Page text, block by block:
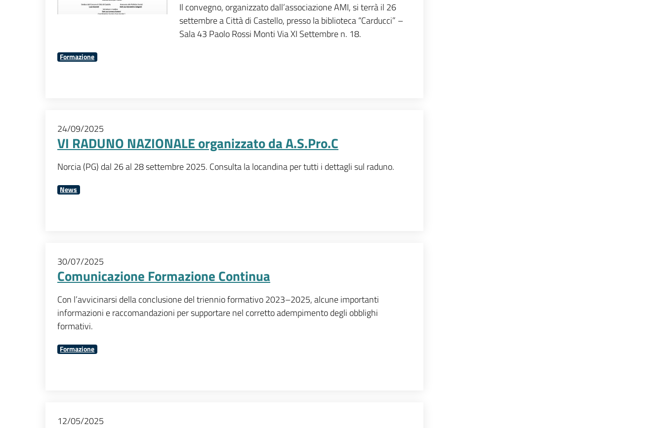
Il convegno, organizzato dall’associazione AMI, si terrà il 26
settembre a Città di Castello, presso la biblioteca “Carducci” –
Sala 43 Paolo Rossi Monti Via XI Settembre n. 18.
Formazione
24/09/2025
VI RADUNO NAZIONALE organizzato da A.S.Pro.C
Norcia (PG) dal 26 al 28 settembre 2025. Consulta la locandina per tutti i dettagli sul raduno.
News
30/07/2025
Comunicazione Formazione Continua
Con l’avvicinarsi della conclusione del triennio formativo 2023–2025, alcune importanti
informazioni e raccomandazioni per supportare nel corretto adempimento degli obblighi
formativi.
Formazione
12/05/2025